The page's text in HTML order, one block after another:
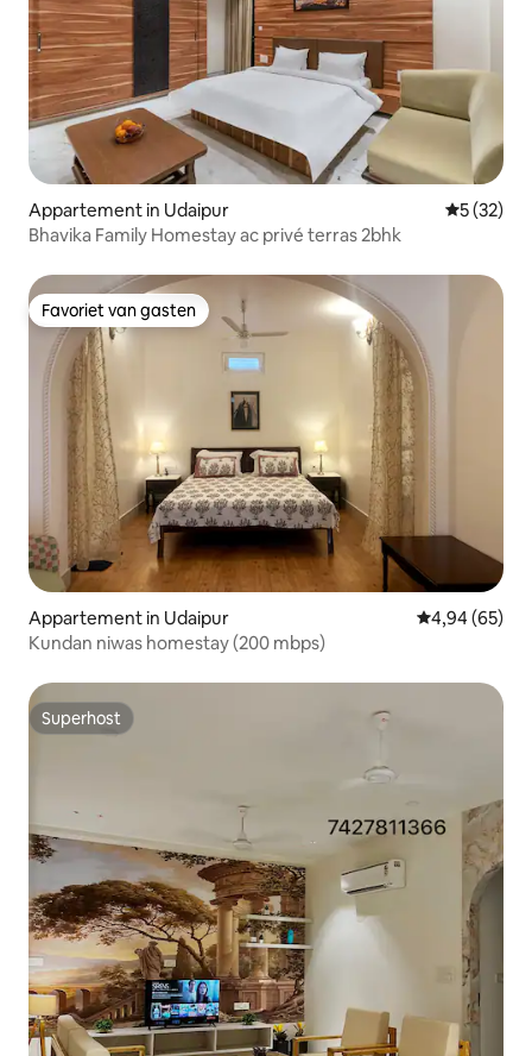
Appartement in Udaipur
5 (32)
Bhavika Family Homestay ac privé terras 2bhk
Favoriet van gasten
Favoriet van gasten
Appartement in Udaipur Gemiddelde
4,94 (65)
Kundan niwas homestay (200 mbps)
Superhost
Superhost